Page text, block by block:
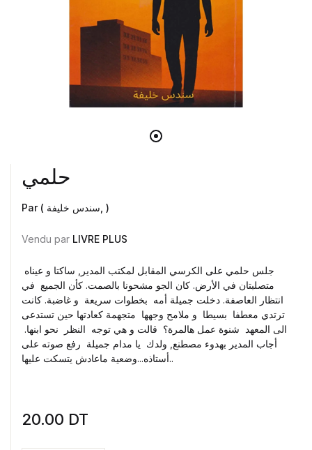
حلمي
Par ( سندس خليفة, )
Vendu par LIVRE PLUS
جلس حلمي على الكرسي المقابل لمكتب المدير, ساكتا و عيناه
متصلبتان في الأرض. كان الجو مشحونا بالصمت. كأن الجميع في
انتظار العاصفة. دخلت جميلة أمه بخطوات سريعة و غاضبة. كانت
ترتدي معطفا بسيطا و ملامح وجهها متجهمة كعادتها حين تستدعى
الى المعهد شنوة عمل هالمرة؟ قالت و هي توجه النظر نحو ابنها.
أجاب المدير بهدوء مصطنع, ولدك يا مدام جميلة رفع صوته على
أستاذه...وضعية ماعادش يتسكت عليها..
20.00 DT